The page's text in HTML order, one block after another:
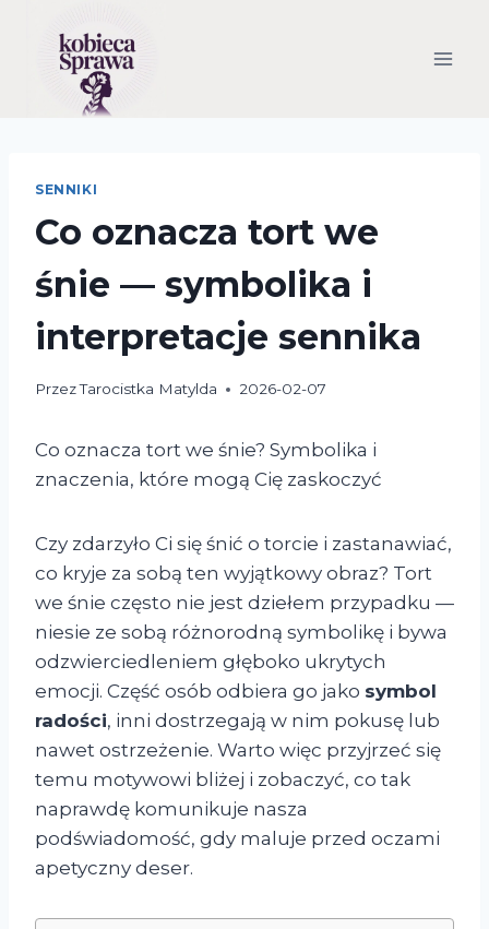
SENNIKI
Co oznacza tort we
śnie — symbolika i
interpretacje sennika
PrzezTarocistka Matylda 2026-02-07
Co oznacza tort we śnie? Symbolika i
znaczenia, które mogą Cię zaskoczyć
Czy zdarzyło Ci się śnić o torcie i zastanawiać,
co kryje za sobą ten wyjątkowy obraz? Tort
we śnie często nie jest dziełem przypadku —
niesie ze sobą różnorodną symbolikę i bywa
odzwierciedleniem głęboko ukrytych
emocji. Część osób odbiera go jako symbol
radości, inni dostrzegają w nim pokusę lub
nawet ostrzeżenie. Warto więc przyjrzeć się
temu motywowi bliżej i zobaczyć, co tak
naprawdę komunikuje nasza
podświadomość, gdy maluje przed oczami
apetyczny deser.